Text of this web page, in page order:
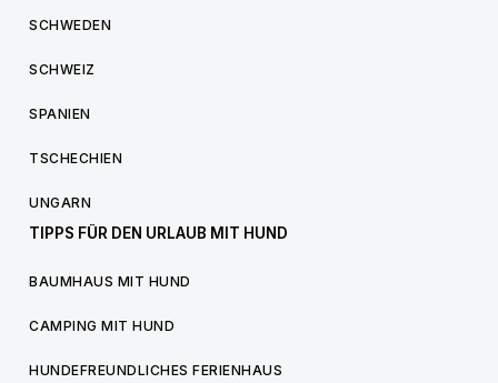
SCHWEDEN
SCHWEIZ
SPANIEN
TSCHECHIEN
UNGARN
TIPPS FÜR DEN URLAUB MIT HUND
BAUMHAUS MIT HUND
CAMPING MIT HUND
HUNDEFREUNDLICHES FERIENHAUS